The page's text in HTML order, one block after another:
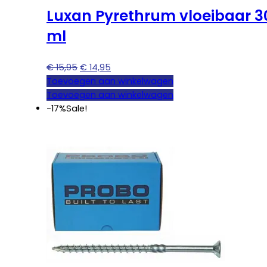
Luxan Pyrethrum vloeibaar
ml
€15,95 Oorspronkelijke
prijs
was:
€ 15,95.
€ 14,95
prijs
is:
Toevoegen aan winkelwagen
Toevoegen aan winkelwagen
-17%Sale!